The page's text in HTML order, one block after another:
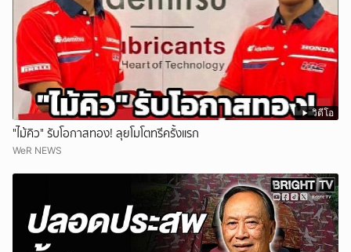
วิดีโอ
"ไม้คิว" รับโอกาสทอง! ลุยโมโตทรีครั้งแรก
WeR NEWS